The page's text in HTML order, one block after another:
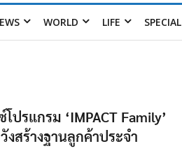
WORLD LIFE SPECIAL
ปรแกรม ‘IMPACT Family’
สร้างฐานลูกค้าประจำ